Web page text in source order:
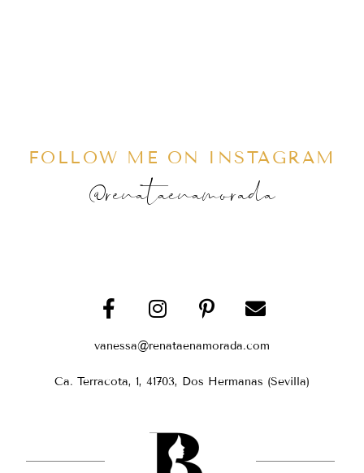
FOLLOW ME ON INSTAGRAM
@renataenamorada
vanessa@renataenamorada.com
Ca. Terracota, 1, 41703, Dos Hermanas (Sevilla)